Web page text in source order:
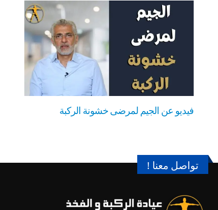
فيديو عن الجيم لمرضى خشونة الركبة
تواصل معنا !